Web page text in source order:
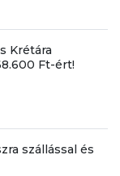
Krétára
Ft-ért!
szállással és